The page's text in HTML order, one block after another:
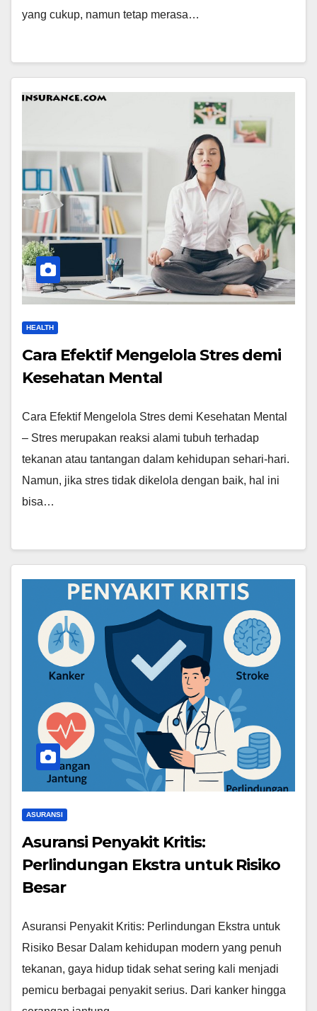
yang cukup, namun tetap merasa…
HEALTH
Cara Efektif Mengelola Stres demi
Kesehatan Mental
Cara Efektif Mengelola Stres demi Kesehatan Mental
– Stres merupakan reaksi alami tubuh terhadap
tekanan atau tantangan dalam kehidupan sehari-hari.
Namun, jika stres tidak dikelola dengan baik, hal ini
bisa…
ASURANSI
Asuransi Penyakit Kritis:
Perlindungan Ekstra untuk Risiko
Besar
Asuransi Penyakit Kritis: Perlindungan Ekstra untuk
Risiko Besar Dalam kehidupan modern yang penuh
tekanan, gaya hidup tidak sehat sering kali menjadi
pemicu berbagai penyakit serius. Dari kanker hingga